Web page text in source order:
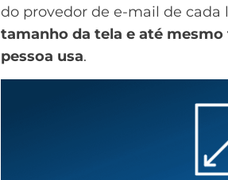
do provedor de e-mail de
tamanho da tela e até
pessoa usa.